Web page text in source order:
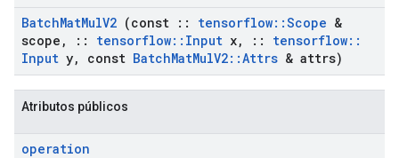
BatchMatMulV2 (const :: tensorflow::Scope &
scope , :: tensorflow:: Input x, :: tensorflow::
Input y, const BatchMatMulV2::Attrs & attrs)
Atributos públicos
operation